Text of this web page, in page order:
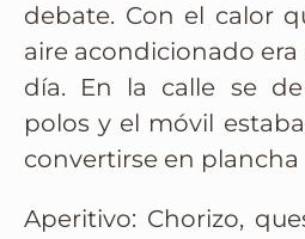
debate. Con el calor
aire acondicionado
día. En la calle se
polos y el móvil
convertirse en
Aperitivo: Chorizo,